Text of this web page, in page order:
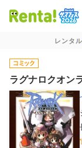
レンタル
ラグナロクオン